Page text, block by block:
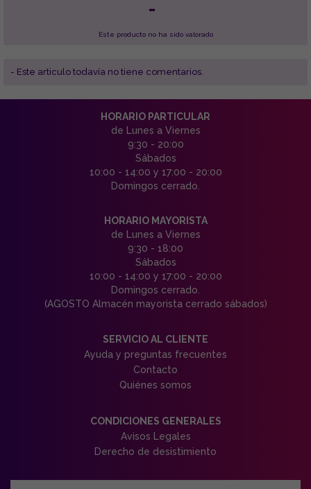
-
Este producto no ha sido valorado
- Este articulo todavía no tiene comentarios.
HORARIO PARTICULAR
de Lunes a Viernes
9:30 - 20:00
Sábados
10:00 - 14:00 y 17:00 - 20:00
Domingos cerrado.
HORARIO MAYORISTA
de Lunes a Viernes
9:30 - 18:00
Sábados
10:00 - 14:00 y 17:00 - 20:00
Domingos cerrado.
(AGOSTO Almacén mayorista cerrado sábados)
SERVICIO AL CLIENTE
Ayuda y preguntas frecuentes
Contacto
Quiénes somos
CONDICIONES GENERALES
Avisos Legales
Derecho de desistimiento